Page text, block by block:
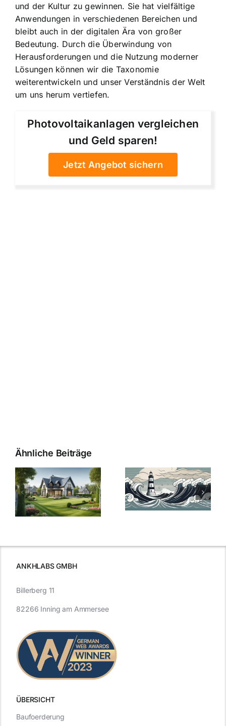
und der Kultur zu gewinnen. Sie hat vielfältige
Anwendungen in verschiedenen Bereichen und
bleibt auch in der digitalen Ära von großer
Bedeutung. Durch die Überwindung von
Herausforderungen und die Nutzung moderner
Lösungen können wir die Taxonomie
weiterentwickeln und unser Verständnis der Welt
um uns herum vertiefen.
Photovoltaikanlagen vergleichen
und Geld sparen!
Jetzt Angebot sichern
Ähnliche Beiträge
Bauzinsen im
Sturm: Die
aktuelle
Entwicklung
Die Evolution
der
Bauzinsen: Ein
Blick in die
ANKHLABS GMBH
ÜBERSICHT
Billerberg 11
82266 Inning am Ammersee
Baufoerderung